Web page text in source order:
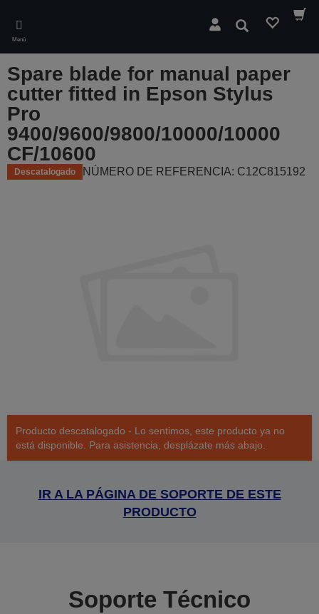
main
content
Menú
Buscar
Spare blade for manual paper
cutter fitted in Epson Stylus
Pro
9400/9600/9800/10000/10000
CF/10600
Descatalogado NÚMERO DE REFERENCIA: C12C815192
Producto descatalogado - Lo sentimos, este producto ya no
está disponible. Para asistencia, desplázate más abajo.
IR A LA PÁGINA DE SOPORTE DE ESTE
PRODUCTO
Soporte Técnico